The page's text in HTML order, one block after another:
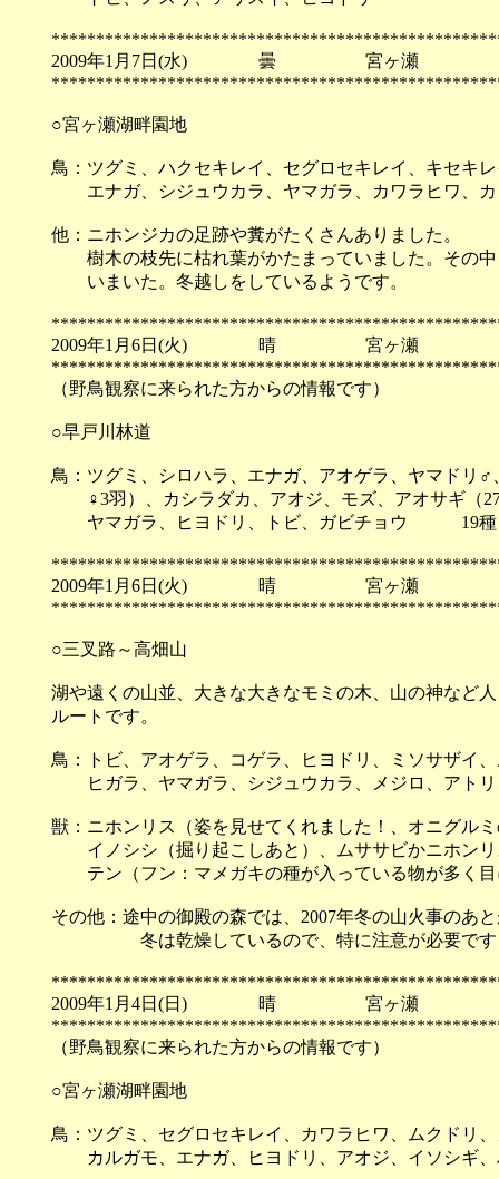
2009年1月7日(水) 曇 宮ヶ瀬
○宮ヶ瀬湖畔園地
鳥：ツグミ、ハクセキレイ、セグロセキレイ、キセキ
エナガ、シジュウカラ、ヤマガラ、カワラヒワ、カ
他：ニホンジカの足跡や糞がたくさんありました。
樹木の枝先に枯れ葉がかたまっていました。その中
いまいた。冬越しをしているようです。
2009年1月6日(火) 晴 宮ヶ瀬
（野鳥観察に来られた方からの情報です）
○早戸川林道
鳥：ツグミ、シロハラ、エナガ、アオゲラ、ヤマドリ
♀3羽）、カシラダカ、アオジ、モズ、アオサギ（
ヤマガラ、ヒヨドリ、トビ、ガビチョウ 19種
2009年1月6日(火) 晴 宮ヶ瀬
○三叉路～高畑山
湖や遠くの山並、大きな大きなモミの木、山の神など
ルートです。
鳥：
トビ、アオゲラ、コゲラ、ヒヨドリ、ミソサザイ
ヒガラ、ヤマガラ、シジュウカラ、メジロ、アト
獣： ニホンリス（姿を見せてくれました！、オニグル
イノシシ（掘り起こしあと）、ムササビかニホンリ
テン（フン：マメガキの種が入っている物が多く目
その他： 途中の御殿の森では、2007年冬の山火事のあ
冬は乾燥しているので、特に注意が必要です
2009年1月4日(日) 晴 宮ヶ瀬
（野鳥観察に来られた方からの情報です）
○宮ヶ瀬湖畔園地
鳥：ツグミ、セグロセキレイ、カワラヒワ、ムクドリ
カルガモ、エナガ、ヒヨドリ、アオジ、イソシギ、